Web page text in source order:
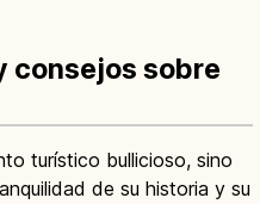
consejos sobre
turístico bullicioso, sino
de su historia y su